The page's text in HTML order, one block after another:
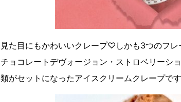
見た目にもかわいいクレープ♡しかも3つのフレ
チョコレートデヴォージョン・ストロベリーシ
類がセットになったアイスクリームクレープです